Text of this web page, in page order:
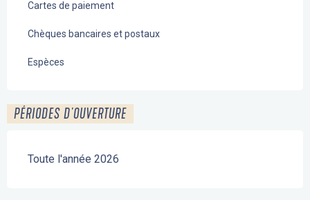
Cartes de paiement
Chèques bancaires et postaux
Espèces
PÉRIODES D'OUVERTURE
Toute l'année 2026